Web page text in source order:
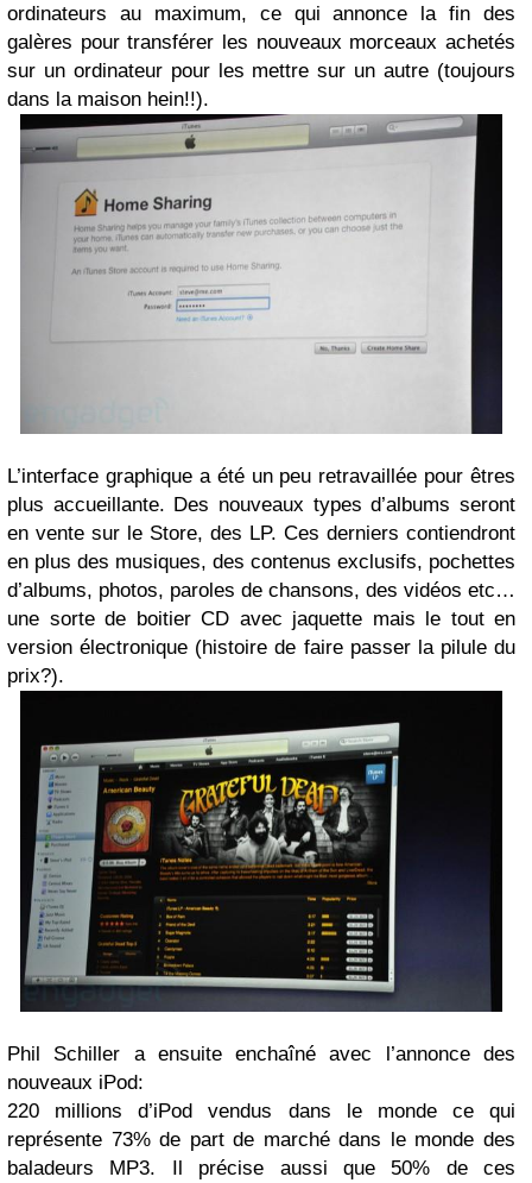
ordinateurs au maximum, ce qui annonce la fin des
galères pour transférer les nouveaux morceaux achetés
sur un ordinateur pour les mettre sur un autre (toujours
dans la maison hein!!).
L’interface graphique a été un peu retravaillée pour êtres
plus accueillante. Des nouveaux types d’albums seront
en vente sur le Store, des LP. Ces derniers contiendront
en plus des musiques, des contenus exclusifs, pochettes
d’albums, photos, paroles de chansons, des vidéos etc…
une sorte de boitier CD avec jaquette mais le tout en
version électronique (histoire de faire passer la pilule du
prix?).
Phil Schiller a ensuite enchaîné avec l’annonce des
nouveaux iPod:
220 millions d’iPod vendus dans le monde ce qui
représente 73% de part de marché dans le monde des
baladeurs MP3. Il précise aussi que 50% de ces